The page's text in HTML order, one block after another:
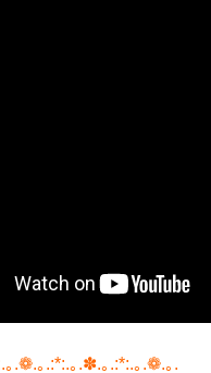
.❁.｡.:*:.｡.✽.｡.:*:.｡.❁.｡.